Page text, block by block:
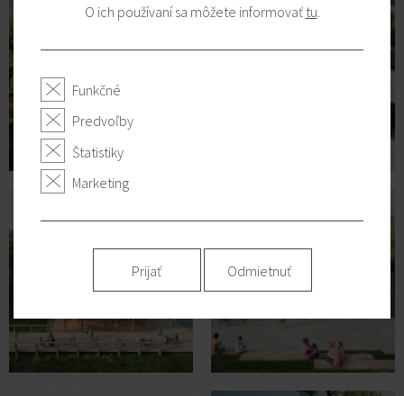
O ich používaní sa môžete informovať tu
Funkčné
Predvoľby
Štatistiky
Marketing
Prijať Odmietnuť